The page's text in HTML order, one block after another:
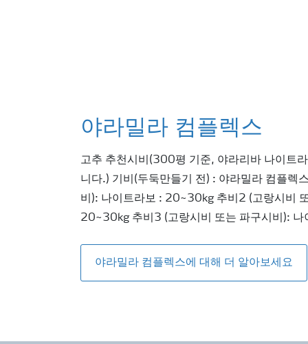
야라밀라 컴플렉스
고추 추천시비(300평 기준, 야라리바 나이트
니다.) 기비(두둑만들기 전) : 야라밀라 컴플렉
비): 나이트라보 : 20~30kg 추비2 (고랑시비
20~30kg 추비3 (고랑시비 또는 파구시비):
야라밀라 컴플렉스에 대해 더 알아보세요